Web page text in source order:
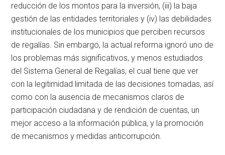
reducción de los montos para la inversión, (iii) la baja
gestión de las entidades territoriales y (iv) las debilidades
institucionales de los municipios que perciben recursos
de regalías. Sin embargo, la actual reforma ignoró uno de
los problemas más significativos, y menos estudiados
del Sistema General de Regalías, el cual tiene que ver
con la legitimidad limitada de las decisiones tomadas, así
como con la ausencia de mecanismos claros de
participación ciudadana y de rendición de cuentas, un
mejor acceso a la información pública, y la promoción
de mecanismos y medidas anticorrupción.